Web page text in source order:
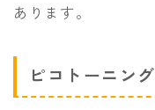
あります。
ピコトーニング